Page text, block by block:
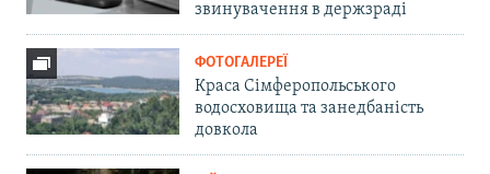
звинувачення в держзраді
ФОТОГАЛЕРЕЇ
Краса Сімферопольського
водосховища та занедбаність
довкола